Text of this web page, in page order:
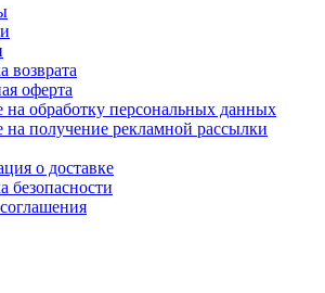
возврата
оферта
на обработку персональных данных
на получение рекламной рассылки
о доставке
безопасности